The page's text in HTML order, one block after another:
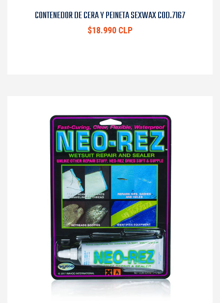
CONTENEDOR DE CERA Y PEINETA SEXWAX COD.7167
$18.990 CLP